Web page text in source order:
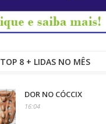
TOP 8 + LIDAS NO MÊS
DOR NO CÓCCIX
16:04